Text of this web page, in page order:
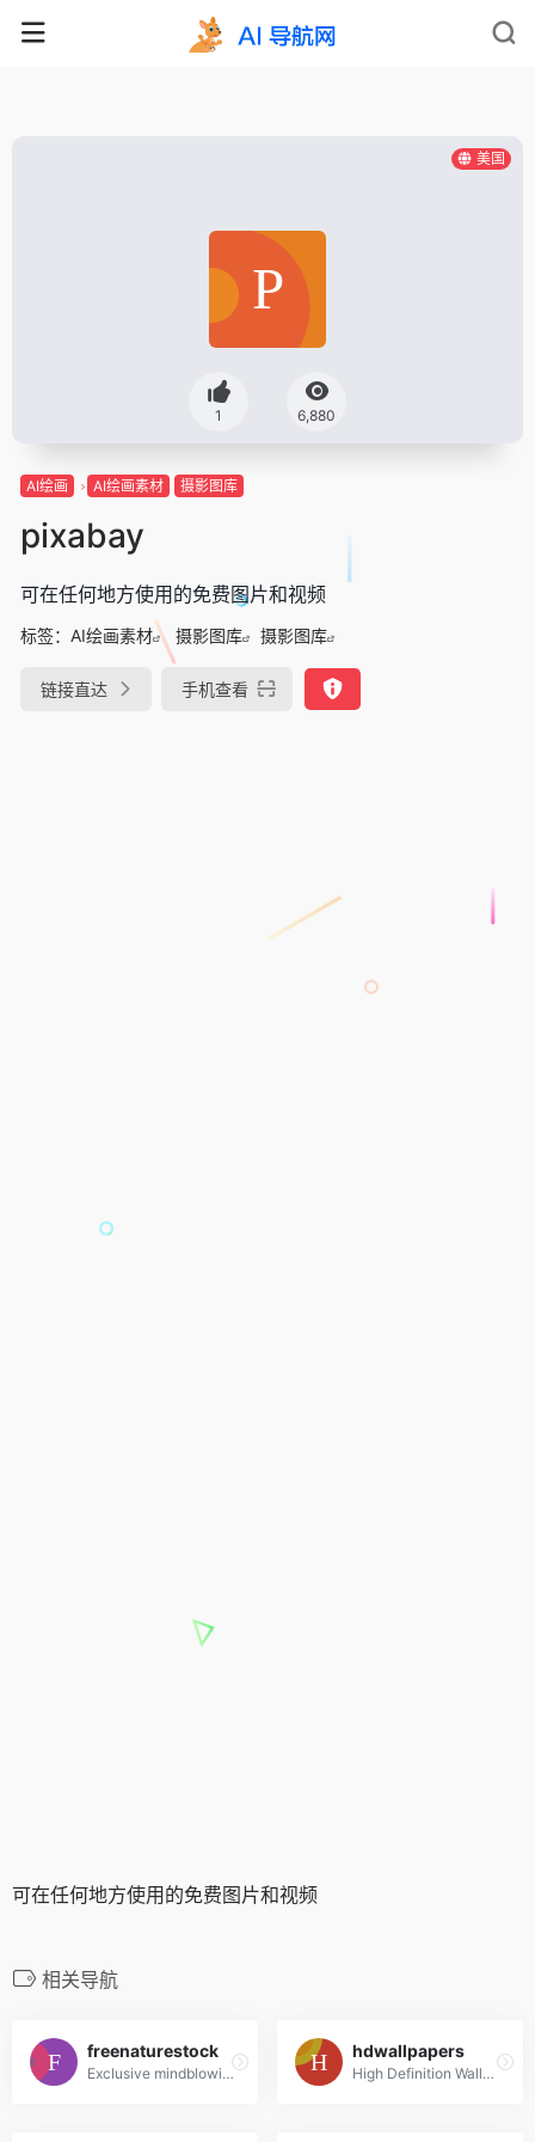
美国
1 6,880
AI绘画 AI绘画素材 摄影图库
pixabay
可在任何地方使用的免费图片和视频
标签： AI绘画素材 摄影图库 摄影图库
链接直达 手机查看
可在任何地方使用的免费图片和视频
相关导航
freenaturestock
Exclusive mindblowing freebies for designers and developers
hdwallpapers
High Definition Wallpapers & Desktop Backgrounds